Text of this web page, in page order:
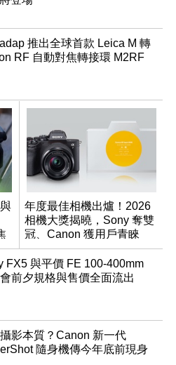
推出全球首款 Leica M 轉
RF 自動對焦轉接環 M2RF
年度最佳相機出爐！2026
相機大獎揭曉，Sony 奪雙
冠、Canon 獲用戶青睞
FX5 與平價 FE 100-400mm
前夕規格與售價全面流出
影本質？Canon 新一代
隨身機傳今年底前現身